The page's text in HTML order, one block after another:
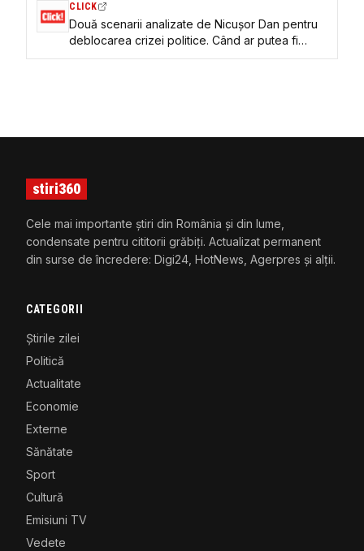
CLICK
Două scenarii analizate de Nicușor Dan pentru
deblocarea crizei politice. Când ar putea fi
numit premierul
stiri360
Cele mai importante știri din România și din lume,
condensate pentru cititorii grăbiți. Actualizat permanent
din surse de încredere: Digi24, HotNews, Agerpres și alții.
CATEGORII
Știrile zilei
Politică
Actualitate
Economie
Externe
Sănătate
Sport
Cultură
Emisiuni TV
Vedete